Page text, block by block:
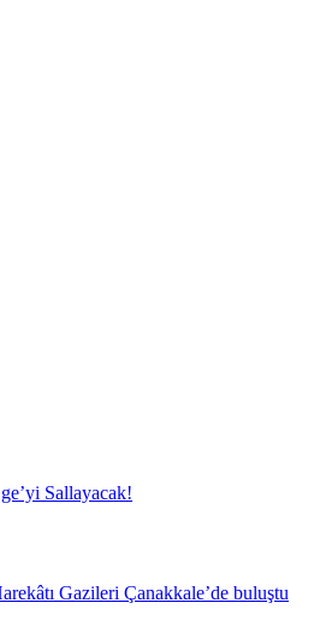
Sallayacak!
Gazileri Çanakkale’de buluştu